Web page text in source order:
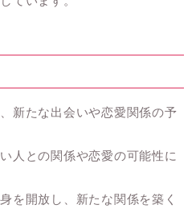
新たな出会いや恋愛関係の予
人との関係や恋愛の可能性に
を開放し、新たな関係を築く